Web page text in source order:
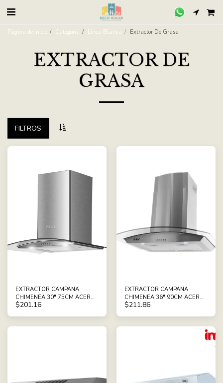
Página de inicio Categoria Línea Blanca Extractor De Grasa
EXTRACTOR DE
GRASA
FILTROS
EXTRACTOR CAMPANA
CHIMENEA 30" 75CM ACERO
INOXIDABLE RCA RCGH75
$201.16
EXTRACTOR CAMPANA
CHIMENEA 36" 90CM ACERO
INOXIDABLE RCA RCGH90
$211.86